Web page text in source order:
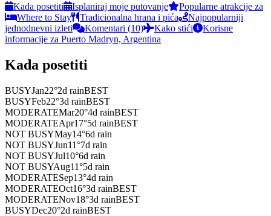
Kada posetiti
Isplaniraj moje putovanje
Popularne atrakcije za
Where to Stay
Tradicionalna hrana i pića
Najpopularniji
jednodnevni izleti
Komentari (10) Kako stići
Korisne
informacije za Puerto Madryn, Argentina
Kada posetiti
BUSYJan22°2d rainBEST
BUSYFeb22°3d rainBEST
MODERATEMar20°4d rainBEST
MODERATEApr17°5d rainBEST
NOT BUSYMay14°6d rain
NOT BUSYJun11°7d rain
NOT BUSYJul10°6d rain
NOT BUSYAug11°5d rain
MODERATESep13°4d rain
MODERATEOct16°3d rainBEST
MODERATENov18°3d rainBEST
BUSYDec20°2d rainBEST